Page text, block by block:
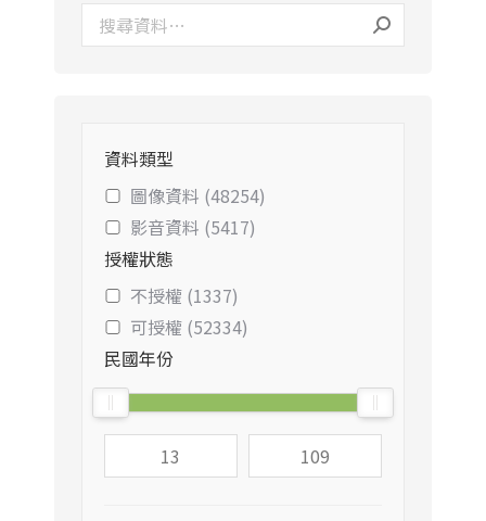
資料類型
圖像資料 (48254)
影音資料 (5417)
授權狀態
不授權 (1337)
可授權 (52334)
民國年份